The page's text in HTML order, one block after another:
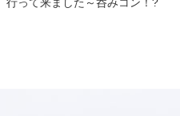
行って来ました～呑みコン！?